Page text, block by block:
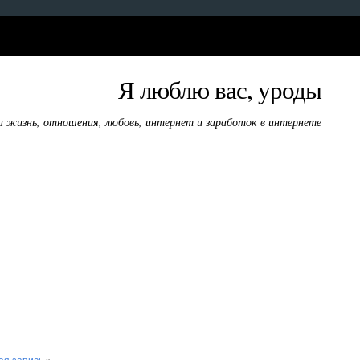
Я люблю вас, уроды
жизнь, отношения, любовь, интернет и заработок в интернете